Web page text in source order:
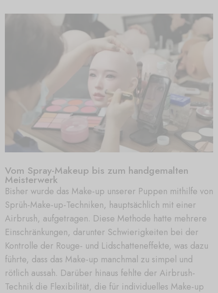
Vom Spray-Makeup bis zum handgemalten
Meisterwerk
Bisher wurde das Make-up unserer Puppen mithilfe von
Sprüh-Make-up-Techniken, hauptsächlich mit einer
Airbrush, aufgetragen. Diese Methode hatte mehrere
Einschränkungen, darunter Schwierigkeiten bei der
Kontrolle der Rouge- und Lidschatteneffekte, was dazu
führte, dass das Make-up manchmal zu simpel und
rötlich aussah. Darüber hinaus fehlte der Airbrush-
Technik die Flexibilität, die für individuelles Make-up